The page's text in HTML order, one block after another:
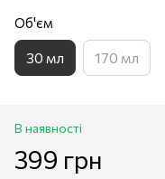
Об'єм
30 мл 170 мл
В наявності
399 грн